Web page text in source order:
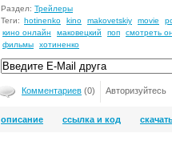
Раздел: Трейлеры
Теги: hotinenko kino makovetskiy movie
кино онлайн
маковецкий поп
смотреть
фильмы
хотиненко
Комментариев (0) Авторизуйтесь
описание ссылка и код